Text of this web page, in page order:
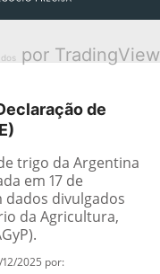
por TradingView
de
trigo da Argentina
em 17 de
dados divulgados
da Agricultura,
2025 por: